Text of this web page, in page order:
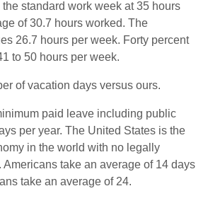
standard work week at 35 hours
of 30.7 hours worked. The
26.7 hours per week. Forty percent
to 50 hours per week.
of vacation days versus ours.
paid leave including public
per year. The United States is the
in the world with no legally
take an average of 14 days
take an average of 24.